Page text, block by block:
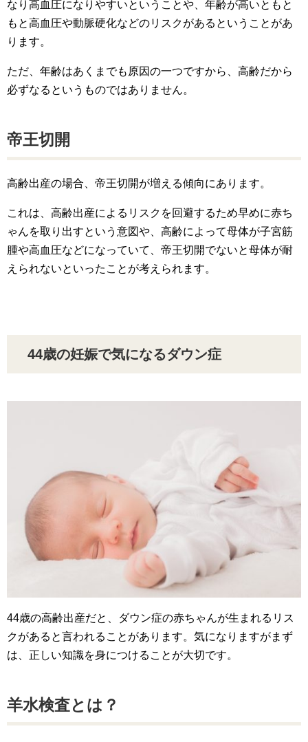
なり高血圧になりやすいということや、年齢が高いともと
もと高血圧や動脈硬化などのリスクがあるということがあ
ります。
ただ、年齢はあくまでも原因の一つですから、高齢だから
必ずなるというものではありません。
帝王切開
高齢出産の場合、帝王切開が増える傾向にあります。
これは、高齢出産によるリスクを回避するため早めに赤ち
ゃんを取り出すという意図や、高齢によって母体が子宮筋
腫や高血圧などになっていて、帝王切開でないと母体が耐
えられないといったことが考えられます。
44歳の妊娠で気になるダウン症
44歳の高齢出産だと、ダウン症の赤ちゃんが生まれるリス
クがあると言われることがあります。気になりますがまず
は、正しい知識を身につけることが大切です。
羊水検査とは？